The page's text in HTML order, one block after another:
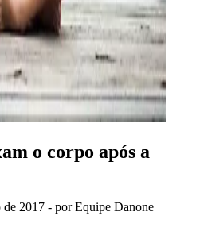
o corpo após a
2017 - por Equipe Danone